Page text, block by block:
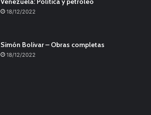
18/12/2022
Simón Bolivar – Obras completas
18/12/2022